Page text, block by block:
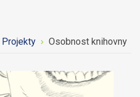
Projekty Osobnost knihovny